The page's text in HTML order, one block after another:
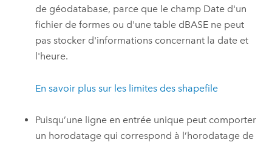
de géodatabase, parce que le champ Date d'un
fichier de formes ou d'une table dBASE ne peut
pas stocker d'informations concernant la date et
l'heure.
En savoir plus sur les limites des shapefile
Puisqu’une ligne en entrée unique peut comporter
un horodatage qui correspond à l’horodatage de